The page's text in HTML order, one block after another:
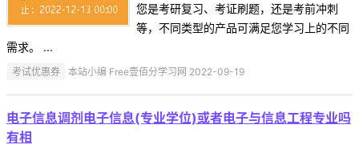
您是考研复习、考证刷题，还是考前冲刺
等，不同类型的产品可满足您学习上的不同
需求。 ...
考试优惠券 本站小编 Free壹佰分学习网 2022-09-19
电子信息调剂电子信息(专业学位)或者电子与信息工程专业吗
有相